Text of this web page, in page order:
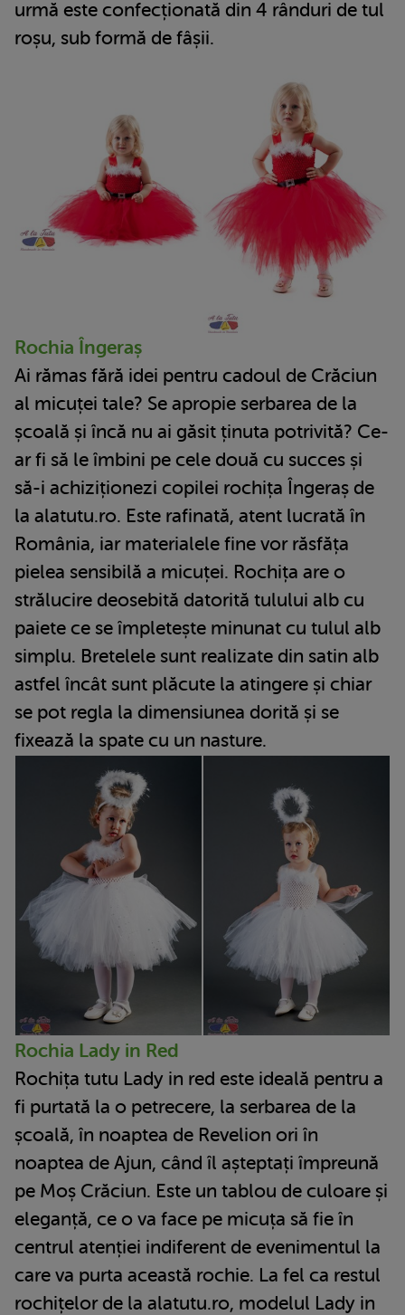
urmă este confecționată din 4 rânduri de tul
roșu, sub formă de fâșii.
Rochia Îngeraș
Ai rămas fără idei pentru cadoul de Crăciun
al micuței tale? Se apropie serbarea de la
școală și încă nu ai găsit ținuta potrivită? Ce-
ar fi să le îmbini pe cele două cu succes și
să-i achiziționezi copilei rochița Îngeraș de
la alatutu.ro. Este rafinată, atent lucrată în
România, iar materialele fine vor răsfăța
pielea sensibilă a micuței. Rochița are o
strălucire deosebită datorită tulului alb cu
paiete ce se împletește minunat cu tulul alb
simplu. Bretelele sunt realizate din satin alb
astfel încât sunt plăcute la atingere și chiar
se pot regla la dimensiunea dorită și se
fixează la spate cu un nasture.
Rochia Lady in Red
Rochița tutu Lady in red este ideală pentru a
fi purtată la o petrecere, la serbarea de la
școală, în noaptea de Revelion ori în
noaptea de Ajun, când îl așteptați împreună
pe Moș Crăciun. Este un tablou de culoare și
eleganță, ce o va face pe micuța să fie în
centrul atenției indiferent de evenimentul la
care va purta această rochie. La fel ca restul
rochițelor de la alatutu.ro, modelul Lady in